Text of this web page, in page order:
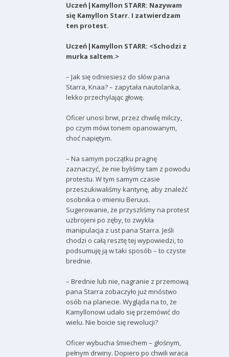
Uczeń|Kamyllon STARR: Nazywam
się Kamyllon Starr. I zatwierdzam
ten protest.
Uczeń|Kamyllon STARR: <Schodzi z
murka saltem.>
– Jak się odniesiesz do słów pana
Starra, Knaa? – zapytała nautolanka,
lekko przechylając głowę.
Oficer unosi brwi, przez chwilę milczy,
po czym mówi tonem opanowanym,
choć napiętym.
– Na samym początku pragnę
zaznaczyć, że nie byliśmy tam z powodu
protestu. W tym samym czasie
przeszukiwaliśmy kantynę, aby znaleźć
osobnika o imieniu Beruus.
Sugerowanie, że przyszliśmy na protest
uzbrojeni po zęby, to zwykła
manipulacja z ust pana Starra. Jeśli
chodzi o całą resztę tej wypowiedzi, to
podsumuję ją w taki sposób – to czyste
brednie.
– Brednie lub nie, nagranie z przemową
pana Starra zobaczyło już mnóstwo
osób na planecie. Wygląda na to, że
Kamyllonowi udało się przemówić do
wielu. Nie boicie się rewolucji?
Oficer wybucha śmiechem – głośnym,
pełnym drwiny. Dopiero po chwili wraca